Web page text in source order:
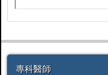
專科醫師